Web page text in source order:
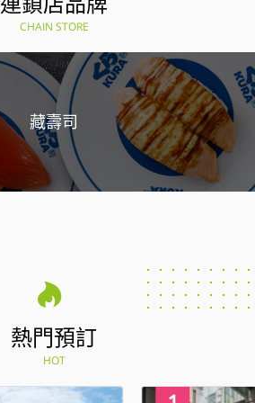
CHAIN STORE
藏壽司
熱門預訂
HOT